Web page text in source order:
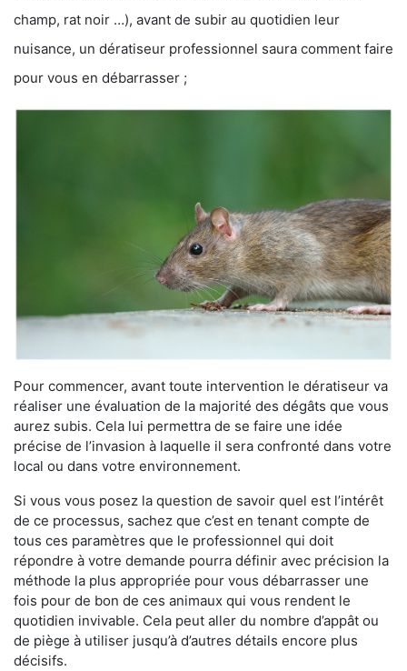
champ, rat noir …), avant de subir au quotidien leur
nuisance, un dératiseur professionnel saura comment faire
pour vous en débarrasser ;
Pour commencer, avant toute intervention le dératiseur va
réaliser une évaluation de la majorité des dégâts que vous
aurez subis. Cela lui permettra de se faire une idée
précise de l’invasion à laquelle il sera confronté dans votre
local ou dans votre environnement.
Si vous vous posez la question de savoir quel est l’intérêt
de ce processus, sachez que c’est en tenant compte de
tous ces paramètres que le professionnel qui doit
répondre à votre demande pourra définir avec précision la
méthode la plus appropriée pour vous débarrasser une
fois pour de bon de ces animaux qui vous rendent le
quotidien invivable. Cela peut aller du nombre d’appât ou
de piège à utiliser jusqu’à d’autres détails encore plus
décisifs.